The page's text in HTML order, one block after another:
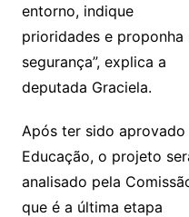
entorno, indique
prioridades e
segurança”, explica a
deputada Graciela.
Após ter sido
Educação, o projeto
analisado pela
que é a última etapa